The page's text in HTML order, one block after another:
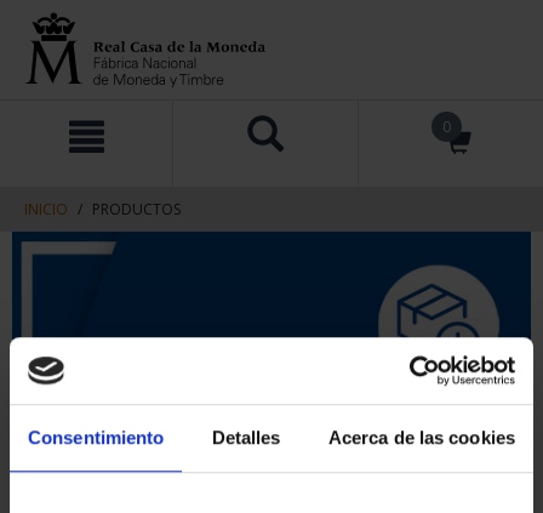
Consentimiento Detalles Acerca de las cookies
contenido
navegacin
0
INICIO PRODUCTOS